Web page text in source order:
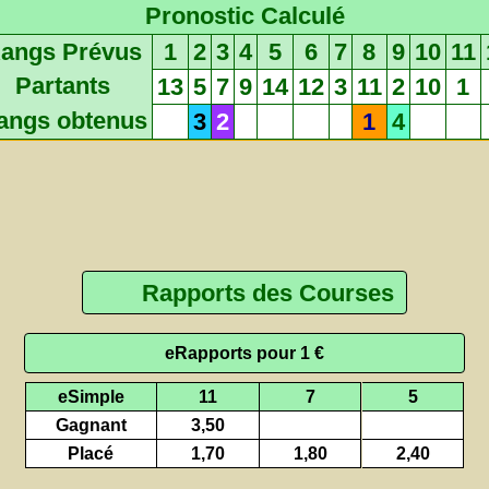
Pronostic Calculé
Prévus
1 2 3 4 5 6 7 8 9 10 11
Partants
13 5 7 9 14 12 3 11 2 10
1
obtenus
3 2 1 4
Rapports des Courses
eRapports pour 1 €
eSimple 11 7
5
Gagnant
3,50
Placé
1,70 1,80 2,40